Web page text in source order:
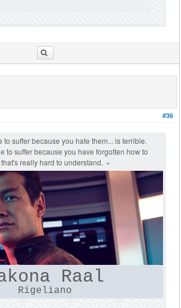
#36
to suffer because you hate them... is terrible.
to suffer because you have forgotten how to
really hard to understand.
Raal
Rigeliano